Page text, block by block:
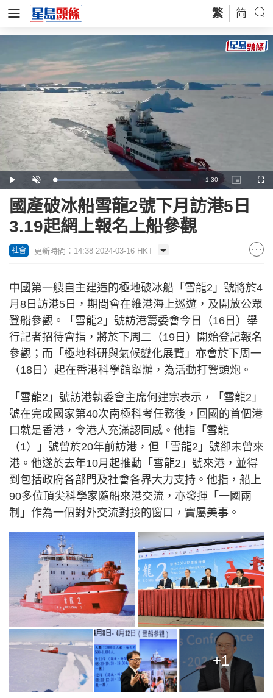
繁 简
Play Unmute Loaded:
33.76%
Remaining
Time
-1:30
Picture-
in-
國產破冰船雪龍2號下月訪港5日
3.19起網上報名上船參觀
社會 更新時間：14:38 2024-03-16 HKT
中國第一艘自主建造的極地破冰船「雪龍2」號將於4
月8日訪港5日，期間會在維港海上巡遊，及開放公眾
登船參觀。「雪龍2」號訪港籌委會今日（16日）舉
行記者招待會指，將於下周二（19日）開始登記報名
參觀；而「極地科研與氣候變化展覽」亦會於下周一
（18日）起在香港科學館舉辦，為活動打響頭炮。
「雪龍2」號訪港執委會主席何建宗表示，「雪龍2」
號在完成國家第40次南極科考任務後，回國的首個港
口就是香港，令港人充滿認同感。他指「雪龍
（1）」號曾於20年前訪港，但「雪龍2」號卻未曾來
港。他遂於去年10月起推動「雪龍2」號來港，並得
到包括政府各部門及社會各界大力支持。他指，船上
90多位頂尖科學家隨船來港交流，亦發揮「一國兩
制」作為一個對外交流對接的窗口，實屬美事。
+1